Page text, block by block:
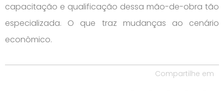
capacitação e qualificação dessa mão-de-obra tão
especializada. O que traz mudanças ao cenário
econômico.
Compartilhe em